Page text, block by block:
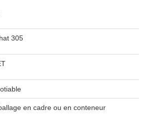
305
en cadre ou en conteneur